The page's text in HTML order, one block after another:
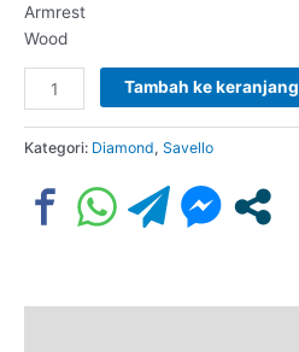
Armrest
Wood
Tambah ke keranjang
Kategori: Diamond, Savello